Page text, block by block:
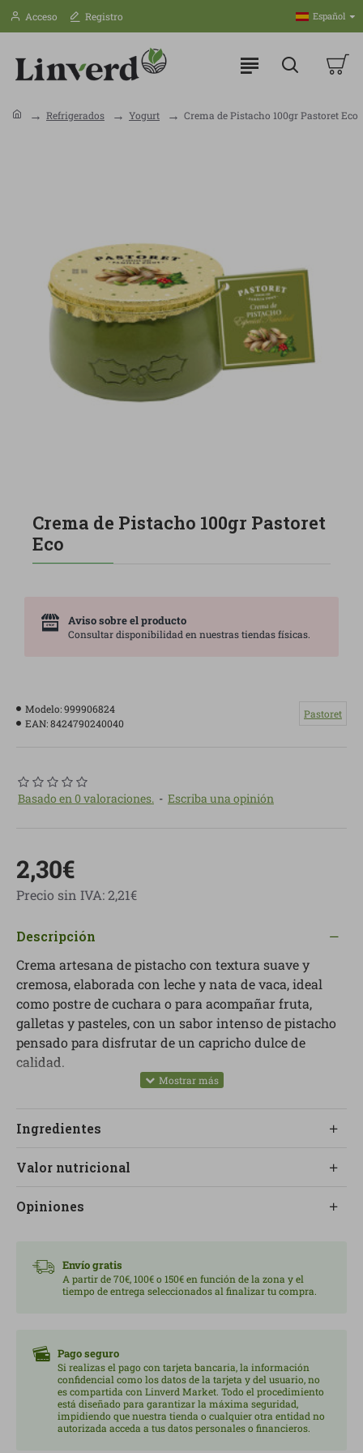
Acceso Registro Español
Refrigerados Yogurt Crema de Pistacho 100gr Pastoret Eco
Crema de Pistacho 100gr Pastoret
Eco
Aviso sobre el producto
Consultar disponibilidad en nuestras tiendas físicas.
Modelo:999906824
EAN:8424790240040
Pastoret
Basado en 0 valoraciones. - Escriba una opinión
2,30€
Precio sin IVA: 2,21€
Envío gratis
A partir de 70€, 100€ o 150€ en función de la zona y el
tiempo de entrega seleccionados al finalizar tu compra.
Pago seguro
Si realizas el pago con tarjeta bancaria, la información
confidencial como los datos de la tarjeta y del usuario, no
es compartida con Linverd Market. Todo el procedimiento
está diseñado para garantizar la máxima seguridad,
impidiendo que nuestra tienda o cualquier otra entidad no
autorizada acceda a tus datos personales o financieros.
Descripción
Crema artesana de pistacho con textura suave y
cremosa, elaborada con leche y nata de vaca, ideal
como postre de cuchara o para acompañar fruta,
galletas y pasteles, con un sabor intenso de pistacho
pensado para disfrutar de un capricho dulce de
calidad.
Ingredientes
Valor nutricional
Opiniones